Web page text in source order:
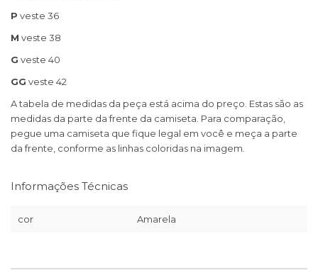
P veste 36
M veste 38
G veste 40
GG veste 42
A tabela de medidas da peça está acima do preço. Estas são as
medidas da parte da frente da camiseta. Para comparação,
pegue uma camiseta que fique legal em você e meça a parte
da frente, conforme as linhas coloridas na imagem.
Informações Técnicas
cor Amarela